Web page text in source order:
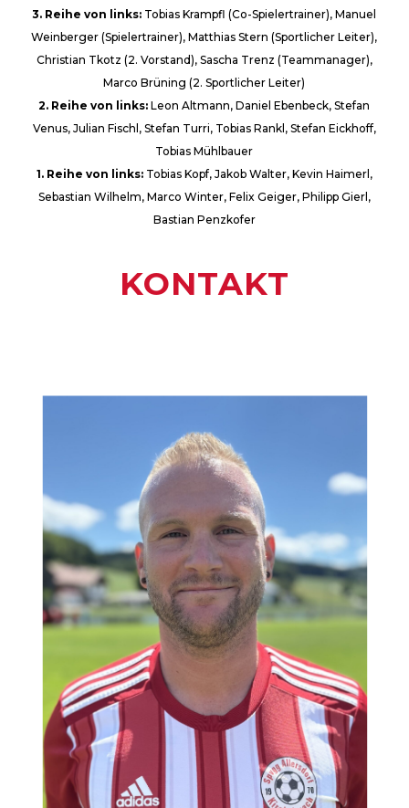
3. Reihe von links: Tobias Krampfl (Co-Spielertrainer), Manuel
Weinberger (Spielertrainer), Matthias Stern (Sportlicher Leiter),
Christian Tkotz (2. Vorstand), Sascha Trenz (Teammanager),
Marco Brüning (2. Sportlicher Leiter)
2. Reihe von links: Leon Altmann, Daniel Ebenbeck, Stefan
Venus, Julian Fischl, Stefan Turri, Tobias Rankl, Stefan Eickhoff,
Tobias Mühlbauer
1. Reihe von links:Tobias Kopf, Jakob Walter, Kevin Haimerl,
Sebastian Wilhelm, Marco Winter, Felix Geiger, Philipp Gierl,
Bastian Penzkofer
KONTAKT